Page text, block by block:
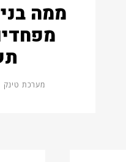
ממה
מערכת טינק